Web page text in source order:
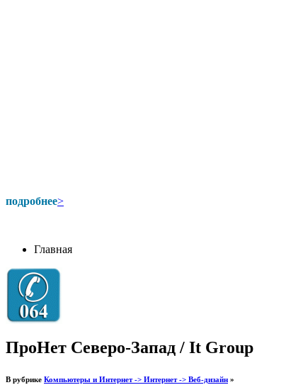
подробнее>
Главная
ПроНет Северо-Запад / It Group
В рубрике Компьютеры и Интернет -> Интернет -> Веб-дизайн »